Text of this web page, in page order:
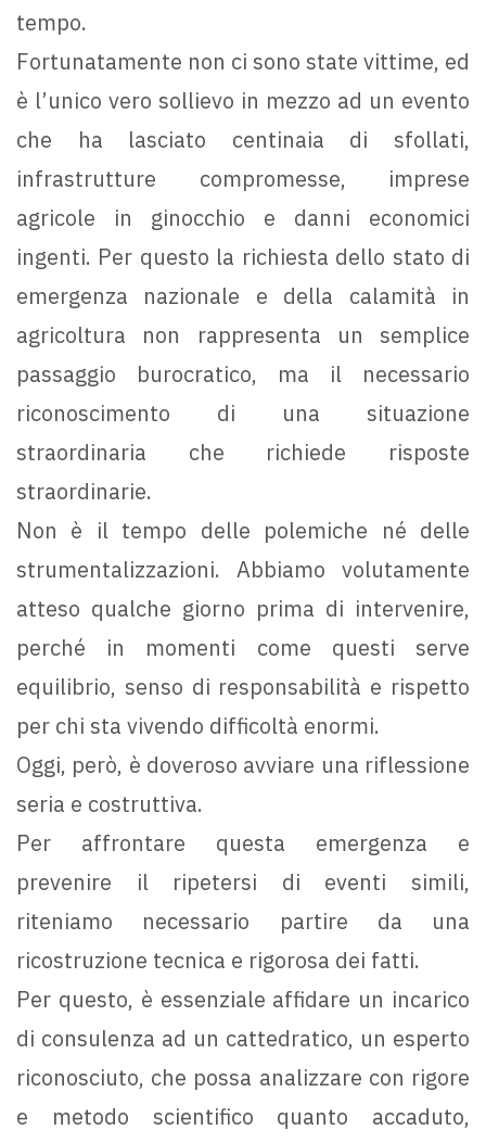
tempo.
Fortunatamente non ci sono state vittime, ed
è l’unico vero sollievo in mezzo ad un evento
che ha lasciato centinaia di sfollati,
infrastrutture compromesse, imprese
agricole in ginocchio e danni economici
ingenti. Per questo la richiesta dello stato di
emergenza nazionale e della calamità in
agricoltura non rappresenta un semplice
passaggio burocratico, ma il necessario
riconoscimento di una situazione
straordinaria che richiede risposte
straordinarie.
Non è il tempo delle polemiche né delle
strumentalizzazioni. Abbiamo volutamente
atteso qualche giorno prima di intervenire,
perché in momenti come questi serve
equilibrio, senso di responsabilità e rispetto
per chi sta vivendo difficoltà enormi.
Oggi, però, è doveroso avviare una riflessione
seria e costruttiva.
Per affrontare questa emergenza e
prevenire il ripetersi di eventi simili,
riteniamo necessario partire da una
ricostruzione tecnica e rigorosa dei fatti.
Per questo, è essenziale affidare un incarico
di consulenza ad un cattedratico, un esperto
riconosciuto, che possa analizzare con rigore
e metodo scientifico quanto accaduto,